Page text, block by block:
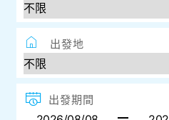
出發地
出發期間